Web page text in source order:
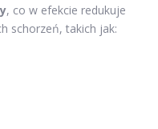
, co w efekcie redukuje
schorzeń, takich jak: